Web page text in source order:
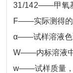
31/142——甲氧
F——实际测得的
α——试样溶液色
W——内标溶液中
w——试样质量，